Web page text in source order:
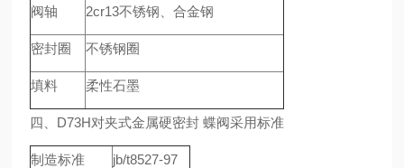
阀轴 2cr13不锈钢、合金钢
密封圈 不锈钢圈
填料 柔性石墨
四、D73H对夹式金属硬密封 蝶阀采用标准
制造标准 jb/t8527-97